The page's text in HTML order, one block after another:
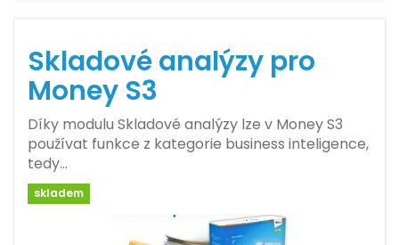
Skladové analýzy pro
Money S3
Díky modulu Skladové analýzy lze v Money S3
používat funkce z kategorie business inteligence,
tedy…
skladem